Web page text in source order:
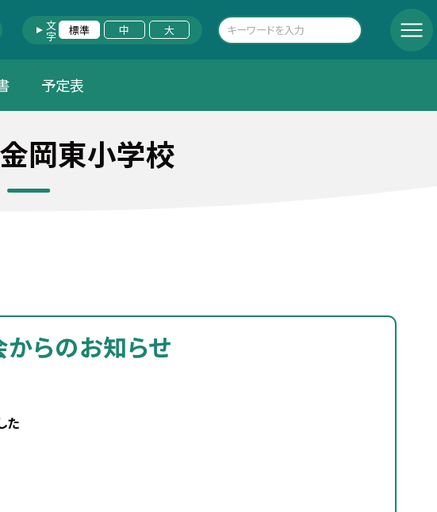
文字 標準 中 大
予定表
岡東小学校
らのお知らせ
た